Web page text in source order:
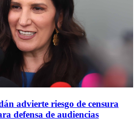
advierte riesgo de censura
defensa de audiencias